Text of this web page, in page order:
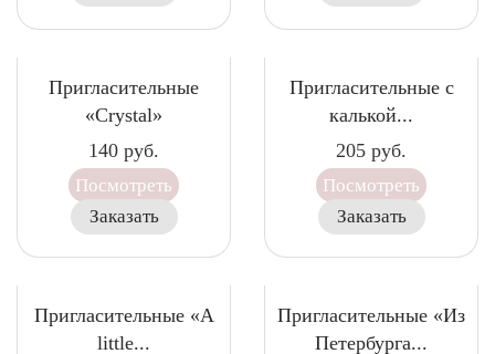
Пригласительные
«Crystal»
140 руб.
Посмотреть
Заказать
Пригласительные с
калькой...
205 руб.
Посмотреть
Заказать
Пригласительные «A
little...
Пригласительные «Из
Петербурга...